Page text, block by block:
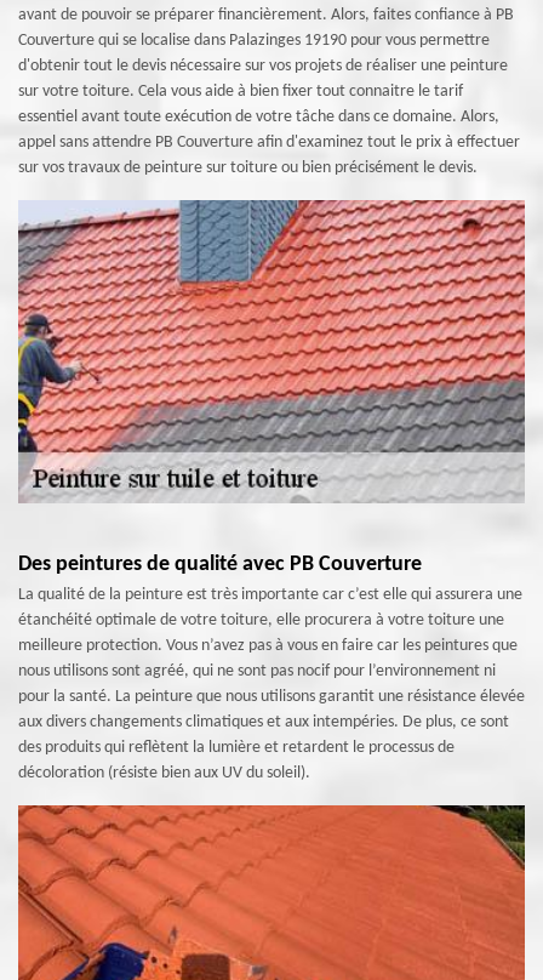
avant de pouvoir se préparer financièrement. Alors, faites confiance à PB
Couverture qui se localise dans Palazinges 19190 pour vous permettre
d'obtenir tout le devis nécessaire sur vos projets de réaliser une peinture
sur votre toiture. Cela vous aide à bien fixer tout connaitre le tarif
essentiel avant toute exécution de votre tâche dans ce domaine. Alors,
appel sans attendre PB Couverture afin d'examinez tout le prix à effectuer
sur vos travaux de peinture sur toiture ou bien précisément le devis.
Des peintures de qualité avec PB Couverture
La qualité de la peinture est très importante car c’est elle qui assurera une
étanchéité optimale de votre toiture, elle procurera à votre toiture une
meilleure protection. Vous n’avez pas à vous en faire car les peintures que
nous utilisons sont agréé, qui ne sont pas nocif pour l’environnement ni
pour la santé. La peinture que nous utilisons garantit une résistance élevée
aux divers changements climatiques et aux intempéries. De plus, ce sont
des produits qui reflètent la lumière et retardent le processus de
décoloration (résiste bien aux UV du soleil).